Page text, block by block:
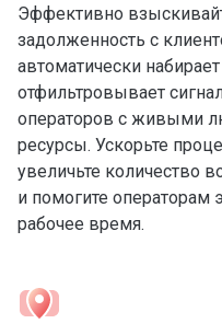
Эффективно
задолженность с
автоматически
отфильтровывает
операторов с живыми
ресурсы. Ускорьте
увеличьте количество
и помогите операторам
рабочее время.